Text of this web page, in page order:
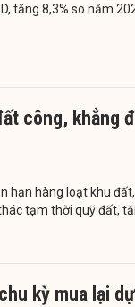
tăng 8,3% so năm
công, khẳng
hạn hàng loạt khu
tạm thời quỹ đất,
kỳ mua lại